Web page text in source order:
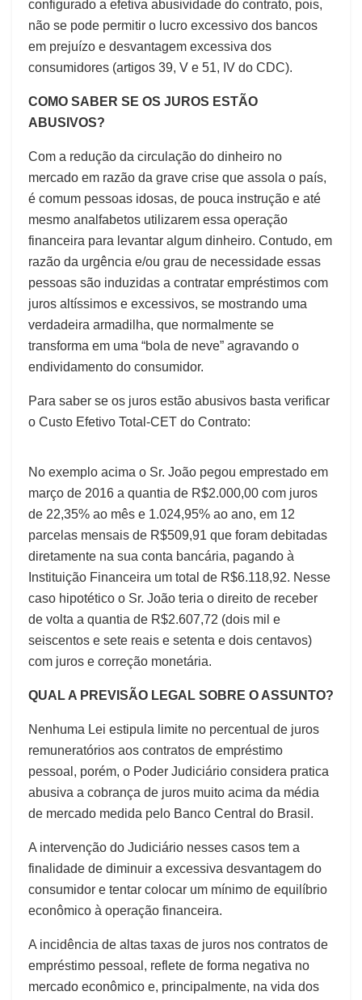
configurado a efetiva abusividade do contrato, pois,
não se pode permitir o lucro excessivo dos bancos
em prejuízo e desvantagem excessiva dos
consumidores (artigos 39, V e 51, IV do CDC).
COMO SABER SE OS JUROS ESTÃO
ABUSIVOS?
Com a redução da circulação do dinheiro no
mercado em razão da grave crise que assola o país,
é comum pessoas idosas, de pouca instrução e até
mesmo analfabetos utilizarem essa operação
financeira para levantar algum dinheiro. Contudo, em
razão da urgência e/ou grau de necessidade essas
pessoas são induzidas a contratar empréstimos com
juros altíssimos e excessivos, se mostrando uma
verdadeira armadilha, que normalmente se
transforma em uma “bola de neve” agravando o
endividamento do consumidor.
Para saber se os juros estão abusivos basta verificar
o Custo Efetivo Total-CET do Contrato:
No exemplo acima o Sr. João pegou emprestado em
março de 2016 a quantia de R$2.000,00 com juros
de 22,35% ao mês e 1.024,95% ao ano, em 12
parcelas mensais de R$509,91 que foram debitadas
diretamente na sua conta bancária, pagando à
Instituição Financeira um total de R$6.118,92. Nesse
caso hipotético o Sr. João teria o direito de receber
de volta a quantia de R$2.607,72 (dois mil e
seiscentos e sete reais e setenta e dois centavos)
com juros e correção monetária.
QUAL A PREVISÃO LEGAL SOBRE O ASSUNTO?
Nenhuma Lei estipula limite no percentual de juros
remuneratórios aos contratos de empréstimo
pessoal, porém, o Poder Judiciário considera pratica
abusiva a cobrança de juros muito acima da média
de mercado medida pelo Banco Central do Brasil.
A intervenção do Judiciário nesses casos tem a
finalidade de diminuir a excessiva desvantagem do
consumidor e tentar colocar um mínimo de equilíbrio
econômico à operação financeira.
A incidência de altas taxas de juros nos contratos de
empréstimo pessoal, reflete de forma negativa no
mercado econômico e, principalmente, na vida dos